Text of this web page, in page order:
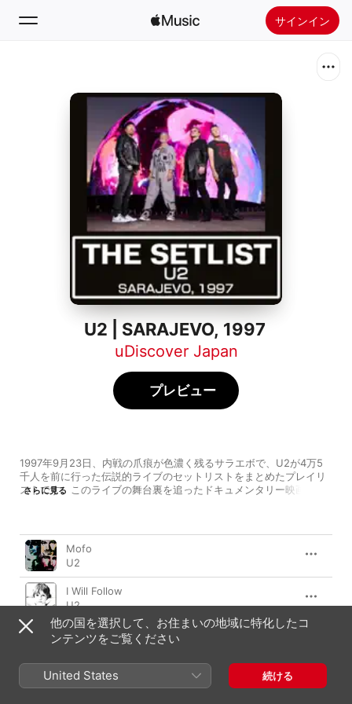
サインイン
新着おすすめ
Apple Musicをインストール
U2 | SARAJEVO, 1997
uDiscover Japan
1997年9月23日、内戦の爪痕が色濃く残るサラエボで、U2が4万5
千人を前に行った伝説的ライブのセットリストをまとめたプレイリ
ストです。このライブの舞台裏を追ったドキュメンタリー映画『キ
さらに見る
プレビュー
曲 時間
Mofo
U2
I Will Follow
U2
Gone
U2
Even Better Than the Real Thing
U2
他の国を選択して、お住まいの地域に特化したコ
ンテンツをご覧ください
United States 続ける